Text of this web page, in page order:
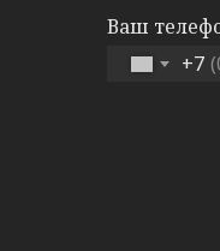
Ваш
+7